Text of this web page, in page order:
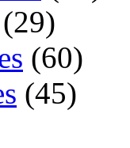
(29)
(60)
(45)